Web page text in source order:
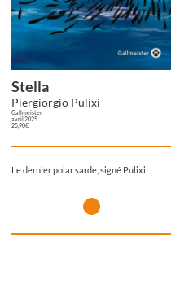
Stella
Piergiorgio Pulixi
Gallmeister
avril 2025
25,90€
Le dernier polar sarde, signé Pulixi.